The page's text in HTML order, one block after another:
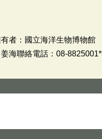
者：國立海洋生物博物館
海聯絡電話：08-